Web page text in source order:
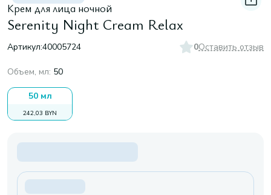
Крем для лица ночной
Serenity Night Cream Relax
Артикул:40005724 0Оставить отзыв
Объем, мл: 50
50 мл
242,03 BYN